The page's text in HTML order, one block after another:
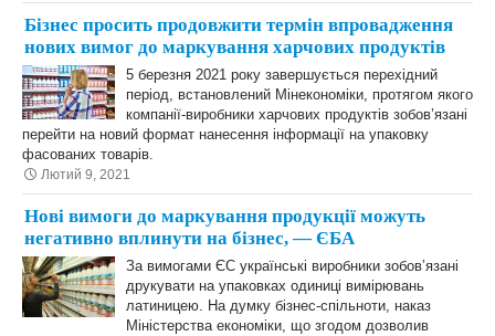
Бізнес просить продовжити термін впровадження
нових вимог до маркування харчових продуктів
5 березня 2021 року завершується перехідний
період, встановлений Мінекономіки, протягом якого
компанії-виробники харчових продуктів зобов’язані
перейти на новий формат нанесення інформації на упаковку
фасованих товарів.
Лютий 9, 2021
Нові вимоги до маркування продукції можуть
негативно вплинути на бізнес, — ЄБА
За вимогами ЄС українські виробники зобов’язані
друкувати на упаковках одиниці вимірювань
латиницею. На думку бізнес-спільноти, наказ
Міністерства економіки, що згодом дозволив